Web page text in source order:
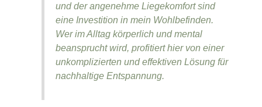
und der angenehme Liegekomfort sind
eine Investition in mein Wohlbefinden.
Wer im Alltag körperlich und mental
beansprucht wird, profitiert hier von einer
unkomplizierten und effektiven Lösung für
nachhaltige Entspannung.